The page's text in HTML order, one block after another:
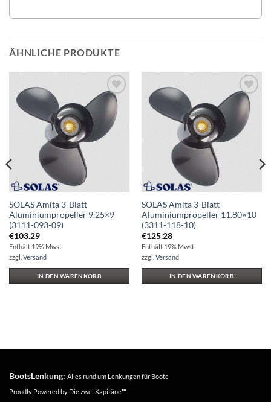
ÄHNLICHE PRODUKTE
Auf die
Wunschliste
SOLAS Amita 3-Blatt
Aluminiumpropeller 9.25×9
(3111-093-09)
€103.29
Enthält 19% Mwst
zzgl. Versand
IN DEN WARENKORB
Auf die
Wunschliste
SOLAS Amita 3-Blatt
Aluminiumpropeller 11.80×10
(3311-118-10)
€125.28
Enthält 19% Mwst
zzgl. Versand
IN DEN WARENKORB
BootsLenkung: Alles rund um Lenkungen für Boote
Proudly Powered by Die zwei Kapitäne™